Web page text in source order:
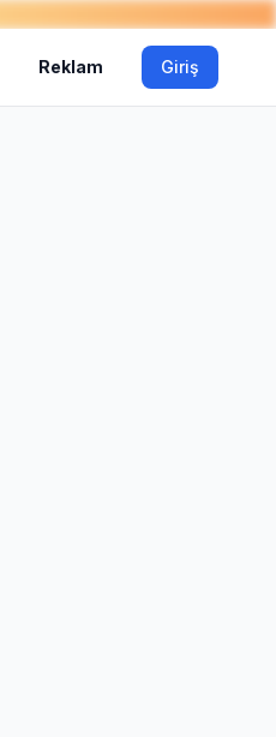
Reklam Giriş